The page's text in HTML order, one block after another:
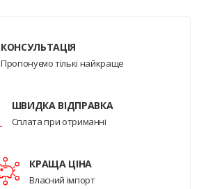
КОНСУЛЬТАЦІЯ
Пропонуємо тількі найкраще
ШВИДКА ВІДПРАВКА
Сплата при отриманні
КРАЩА ЦІНА
Власний імпорт